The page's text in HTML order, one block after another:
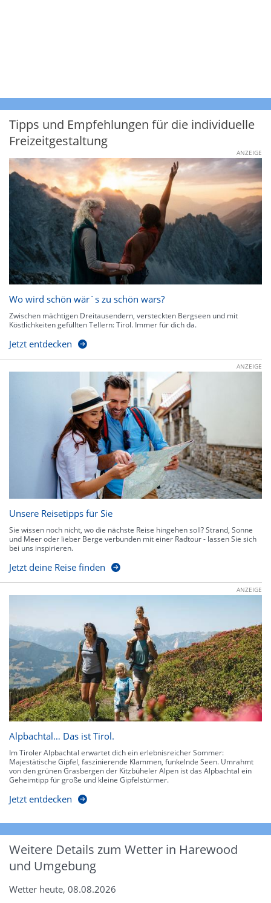
Tipps und Empfehlungen für die individuelle
Freizeitgestaltung
ANZEIGE
Wo wird schön wär`s zu schön wars?
Zwischen mächtigen Dreitausendern, versteckten Bergseen und mit
Köstlichkeiten gefüllten Tellern: Tirol. Immer für dich da.
Jetzt entdecken
ANZEIGE
Unsere Reisetipps für Sie
Sie wissen noch nicht, wo die nächste Reise hingehen soll? Strand, Sonne
und Meer oder lieber Berge verbunden mit einer Radtour - lassen Sie sich
bei uns inspirieren.
Jetzt deine Reise finden
ANZEIGE
Alpbachtal… Das ist Tirol.
Im Tiroler Alpbachtal erwartet dich ein erlebnisreicher Sommer:
Majestätische Gipfel, faszinierende Klammen, funkelnde Seen. Umrahmt
von den grünen Grasbergen der Kitzbüheler Alpen ist das Alpbachtal ein
Geheimtipp für große und kleine Gipfelstürmer.
Jetzt entdecken
Weitere Details zum Wetter in Harewood
und Umgebung
Wetter heute, 08.08.2026